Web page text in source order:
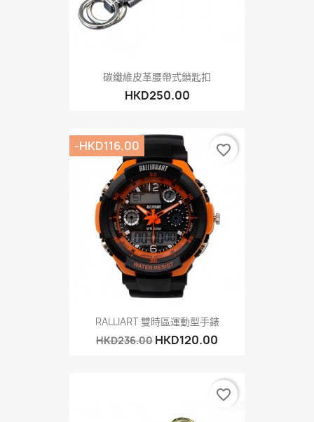
碳纖維皮革腰帶式鎖匙扣
HKD250.00
RALLIART 雙時區運動型手錶
HKD236.00 HKD120.00
-HKD116.00 favorite_border
favorite_border